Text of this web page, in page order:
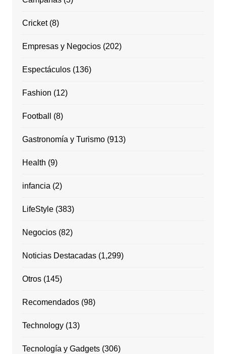
Cricket(8)
Empresas y Negocios(202)
Espectáculos(136)
Fashion (12)
Football (8)
Gastronomía y Turismo(913)
Health (9)
infancia (2)
LifeStyle(383)
Negocios(82)
Noticias Destacadas(1,299)
Otros(145)
Recomendados(98)
Technology(13)
Tecnología y Gadgets(306)